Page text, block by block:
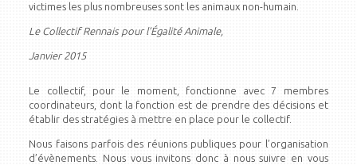
victimes les plus nombreuses sont les animaux non-humain.
Le Collectif Rennais pour l’Égalité Animale,
Janvier 2015
Le collectif, pour le moment, fonctionne avec 7 membres
coordinateurs, dont la fonction est de prendre des décisions et
établir des stratégies à mettre en place pour le collectif.
Nous faisons parfois des réunions publiques pour l’organisation
d’évènements. Nous vous invitons donc à nous suivre en vous